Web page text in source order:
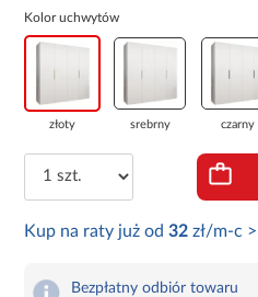
Kolor uchwytów
złoty srebrny czarny
Kup na raty już od32 zł/m-c >
Bezpłatny odbiór towaru